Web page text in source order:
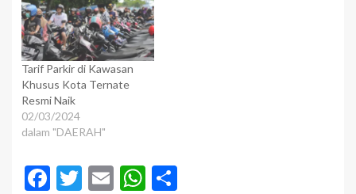
Tarif Parkir di Kawasan
Khusus Kota Ternate
Resmi Naik
02/03/2024
dalam "DAERAH"
Facebook
Twitter
EmailWhatsApp